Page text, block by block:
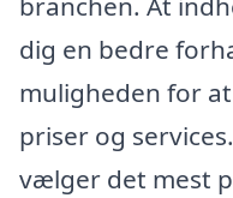
dig en bedre
muligheden for
priser og
vælger det mest